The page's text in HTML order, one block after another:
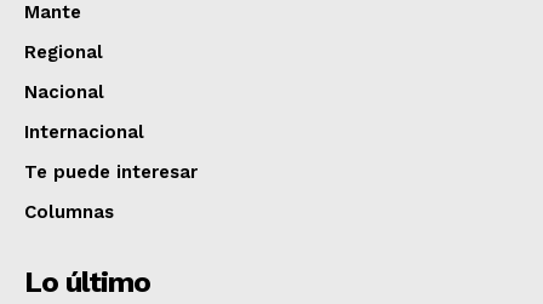
Mante
Regional
Nacional
Internacional
Te puede interesar
Columnas
Lo último